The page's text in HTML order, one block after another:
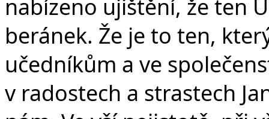
nabízeno ujištění, že ten
beránek. Že je to ten,
učedníkům a ve
v radostech a strastech